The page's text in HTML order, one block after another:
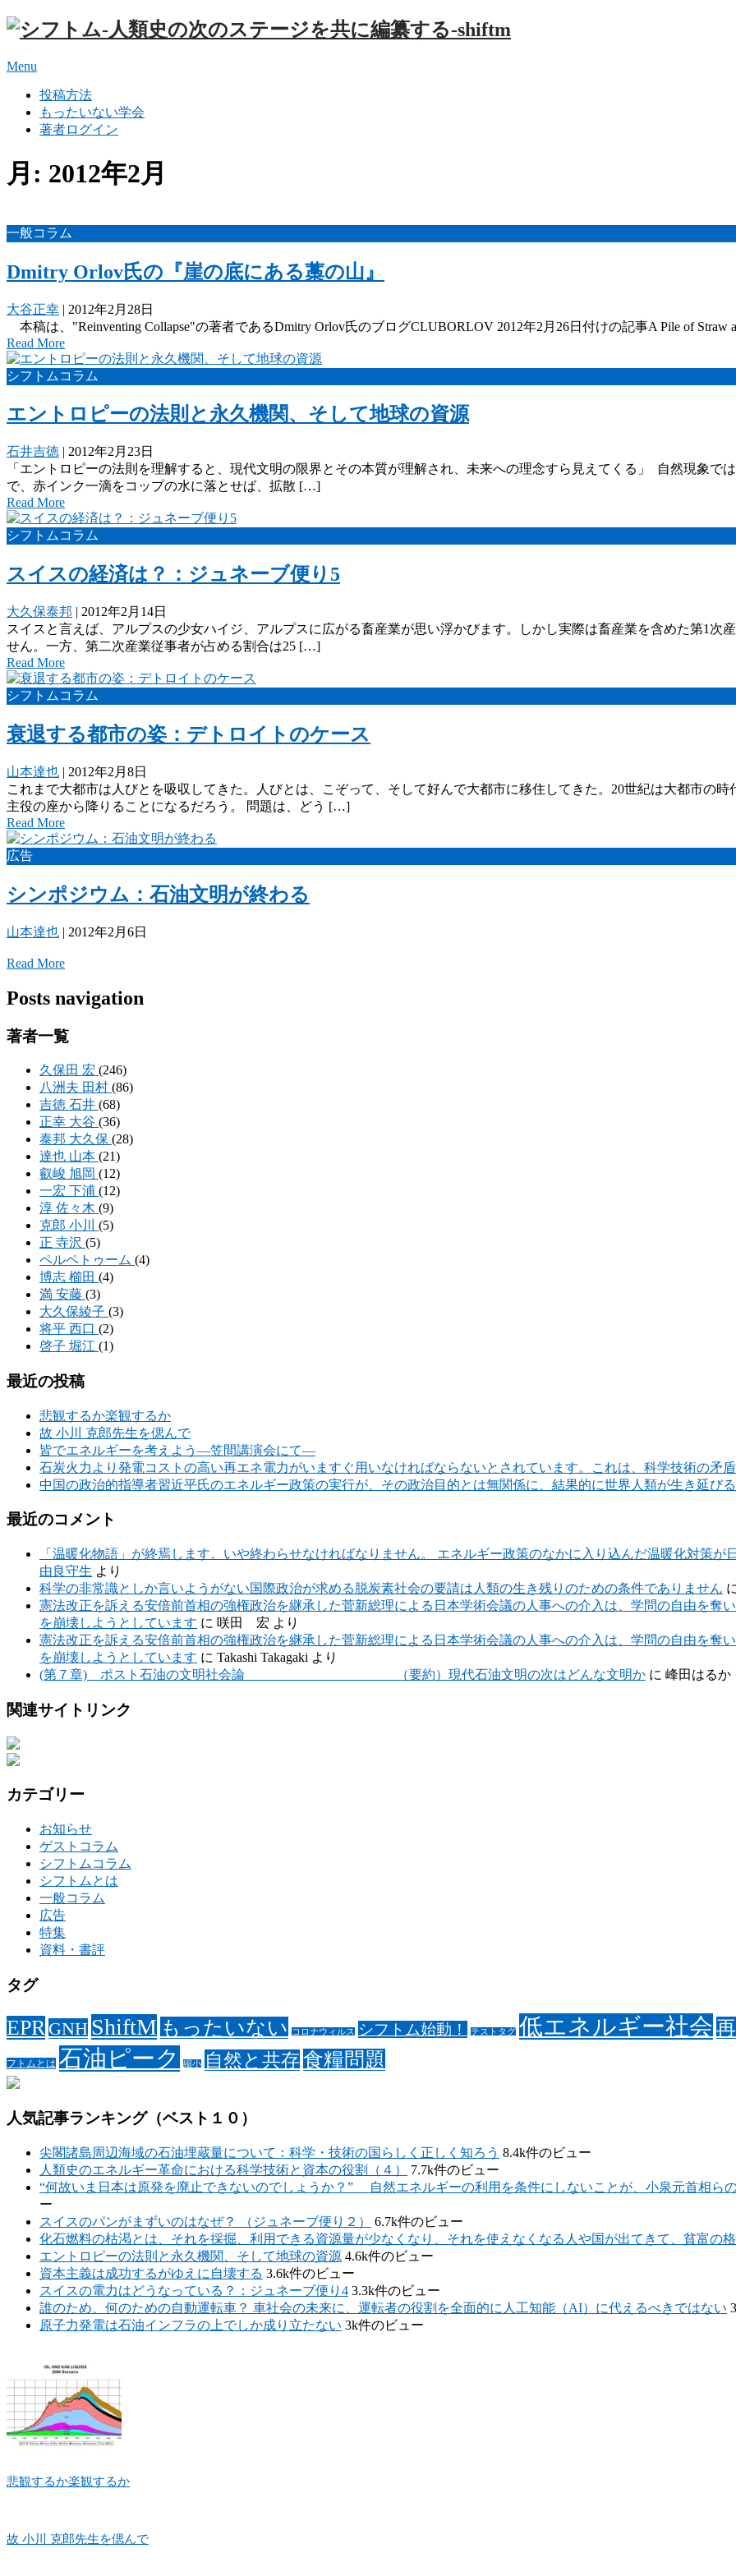
Menu
投稿方法
もったいない学会
著者ログイン
月: 2012年2月
一般コラム
Dmitry Orlov氏の『崖の底にある藁の山』
大谷正幸 | 2012年2月28日
本稿は、"Reinventing Collapse"の著者であるDmitry Orlov氏のブログCLUBORLOV 2012年2月26日付けの記事A Pile of Straw
Read More
シフトムコラム
エントロピーの法則と永久機関、そして地球の資源
石井吉徳 | 2012年2月23日
「エントロピーの法則を理解すると、現代文明の限界とその本質が理解され、未来への理念すら見えてくる」 自然現象で
で、赤インク一滴をコップの水に落とせば、拡散 […]
Read More
シフトムコラム
スイスの経済は？：ジュネーブ便り5
大久保泰邦 | 2012年2月14日
スイスと言えば、アルプスの少女ハイジ、アルプスに広がる畜産業が思い浮かびます。しかし実際は畜産業を含めた第1次
せん。一方、第二次産業従事者が占める割合は25 […]
Read More
シフトムコラム
衰退する都市の姿：デトロイトのケース
山本達也 | 2012年2月8日
これまで大都市は人びとを吸収してきた。人びとは、こぞって、そして好んで大都市に移住してきた。20世紀は大都市の
主役の座から降りることになるだろう。 問題は、どう […]
Read More
広告
シンポジウム：石油文明が終わる
山本達也 | 2012年2月6日
Read More
Posts navigation
著者一覧
久保田 宏 (246)
八洲夫 田村 (86)
吉徳 石井 (68)
正幸 大谷 (36)
泰邦 大久保 (28)
達也 山本 (21)
叡峻 旭岡 (12)
一宏 下浦 (12)
淳 佐々木 (9)
克郎 小川 (5)
正 寺沢 (5)
ペルペトゥーム (4)
博志 櫛田 (4)
満 安藤 (3)
大久保綾子 (3)
将平 西口 (2)
啓子 堀江 (1)
最近の投稿
悲観するか楽観するか
故 小川 克郎先生を偲んで
皆でエネルギーを考えよう―笠間講演会にて―
石炭火力より発電コストの高い再エネ電力がいますぐ用いなければならないとされています。これは、科学技術の矛
中国の政治的指導者習近平氏のエネルギー政策の実行が、その政治目的とは無関係に、結果的に世界人類が生き延び
最近のコメント
「温暖化物語」が終焉します。いや終わらせなければなりません。 エネルギー政策のなかに入り込んだ温暖化対策
由良守生 より
科学の非常識としか言いようがない国際政治が求める脱炭素社会の要請は人類の生き残りのための条件でありません
憲法改正を訴える安倍前首相の強権政治を継承した菅新総理による日本学術会議の人事への介入は、学問の自由を奪
を崩壊しようとしています に 咲田 宏 より
憲法改正を訴える安倍前首相の強権政治を継承した菅新総理による日本学術会議の人事への介入は、学問の自由を奪
を崩壊しようとしています に Takashi Takagaki より
(第７章) ポスト石油の文明社会論 （要約）現代石油文明の次はどんな文明か に 峰田はるか
関連サイトリンク
カテゴリー
お知らせ
ゲストコラム
シフトムコラム
シフトムとは
一般コラム
広告
特集
資料・書評
タグ
EPR GNH ShiftM もったいない コロナウィルス シフトム始動！ テストタグ 低エネルギー社会
フトムとは 石油ピーク 縮小 自然と共存食糧問題
人気記事ランキング（ベスト１０）
尖閣諸島周辺海域の石油埋蔵量について：科学・技術の国らしく正しく知ろう 8.4k件のビュー
人類史のエネルギー革命における科学技術と資本の役割（４）
7.7k件のビュー
“何故いま日本は原発を廃止できないのでしょうか？” 自然エネルギーの利用を条件にしないことが、小泉元首相ら
ー
スイスのパンがまずいのはなぜ？ （ジュネーブ便り２）
6.7k件のビュー
化石燃料の枯渇とは、それを採掘、利用できる資源量が少なくなり、それを使えなくなる人や国が出てきて、貧富の
エントロピーの法則と永久機関、そして地球の資源 4.6k件のビュー
資本主義は成功するがゆえに自壊する 3.6k件のビュー
スイスの電力はどうなっている？：ジュネーブ便り4 3.3k件のビュー
誰のため、何のための自動運転車？ 車社会の未来に、運転者の役割を全面的に人工知能（AI）に代えるべきではない
原子力発電は石油インフラの上でしか成り立たない 3k件のビュー
悲観するか楽観するか
故 小川 克郎先生を偲んで